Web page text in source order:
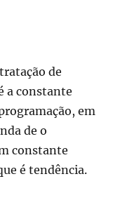
de
a constante
em
de o
constante
é tendência.